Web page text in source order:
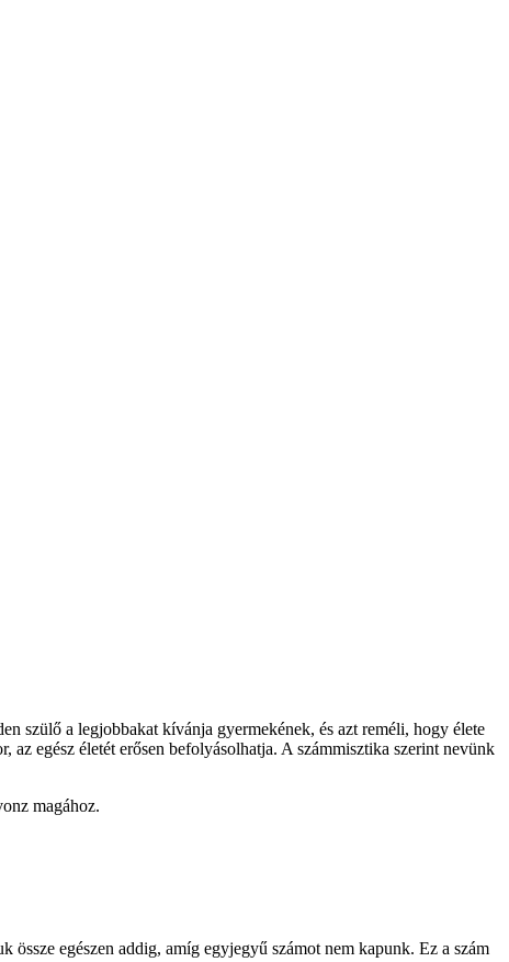
szülő a legjobbakat kívánja gyermekének, és azt reméli, hogy élete
egész életét erősen befolyásolhatja. A számmisztika szerint nevünk
magához.
össze egészen addig, amíg egyjegyű számot nem kapunk. Ez a szám